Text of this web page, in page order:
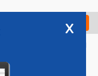
Check in
x